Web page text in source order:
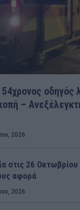
54χρονος οδηγός
–
2026
στις 26
αφορά
2026